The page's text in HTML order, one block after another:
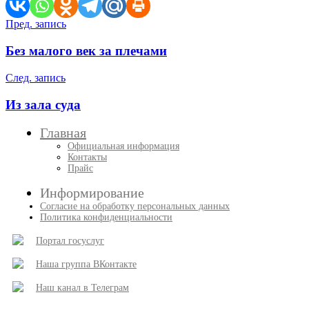
Навигация
по
Пред. запись
Без малого век за плечами
След. запись
Из зала суда
Главная
Официальная информация
Контакты
Прайс
Информирование
Согласие на обработку персональных данных
Политика конфиденциальности
Портал госуслуг
Наша группа ВКонтакте
Наш канал в Телеграм